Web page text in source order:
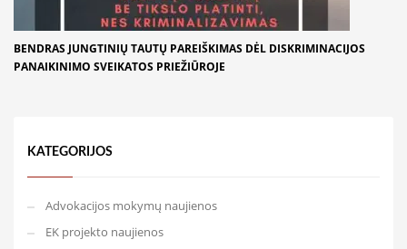
BENDRAS JUNGTINIŲ TAUTŲ PAREIŠKIMAS DĖL DISKRIMINACIJOS
PANAIKINIMO SVEIKATOS PRIEŽIŪROJE
KATEGORIJOS
Advokacijos mokymų naujienos
EK projekto naujienos